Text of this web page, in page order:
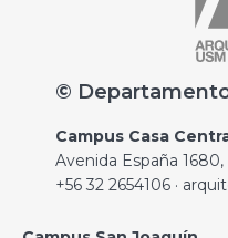
©
Campus Casa
Avenida España
+56 32 2654106 ·